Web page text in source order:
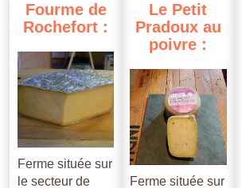
Fourme de
Rochefort :
Ferme située sur
le secteur de
Le Petit
Pradoux au
poivre :
Ferme située sur